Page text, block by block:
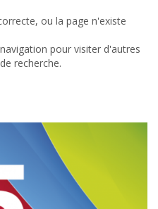
ou la page n'existe
pour visiter d'autres
recherche.